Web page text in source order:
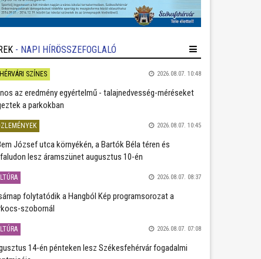
- NAPI HÍRÖSSZEFOGLALÓ
SZÍNES 2026.08.07. 10:48
az eredmény egyértelmű - talajnedvesség-méréseket
a parkokban
2026.08.07. 10:45
József utca környékén, a Bartók Béla téren és
lesz áramszünet augusztus 10-én
2026.08.07. 08:37
folytatódik a Hangból Kép programsorozat a
szobornál
2026.08.07. 07:08
14-én pénteken lesz Székesfehérvár fogadalmi